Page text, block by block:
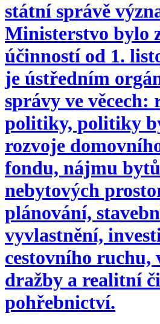
státní správě
Ministerstvo bylo
účinností od 1.
je ústředním
správy ve věcech:
politiky, politiky
rozvoje
fondu, nájmu
nebytových
plánování,
vyvlastnění,
cestovního ruchu,
dražby a realitní
pohřebnictví.